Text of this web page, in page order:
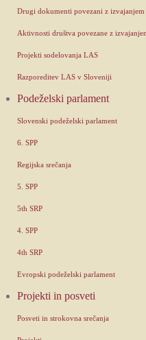
Drugi dokumenti povezani z
Aktivnosti društva povezane z
Projekti sodelovanja LAS
Razporeditev LAS v Sloveniji
Podeželski parlament
Slovenski podeželski parlament
6. SPP
Regijska srečanja
5. SPP
5th SRP
4. SPP
4th SRP
Evropski podeželski parlament
Projekti in posveti
Posveti in strokovna srečanja